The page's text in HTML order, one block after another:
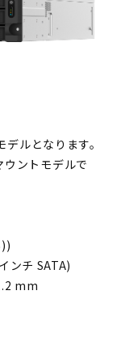
ルとなります。
ントモデルで
ンチ SATA)
mm